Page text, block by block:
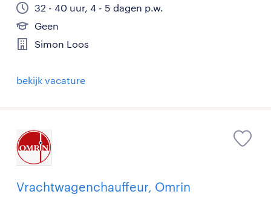
32 - 40 uur, 4 - 5 dagen p.w.
Geen
Simon Loos
bekijk vacature
Vrachtwagenchauffeur, Omrin